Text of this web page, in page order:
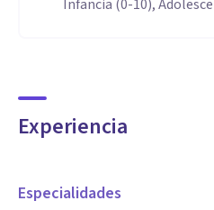
Infancia (0-10),
Experiencia
Especialidades